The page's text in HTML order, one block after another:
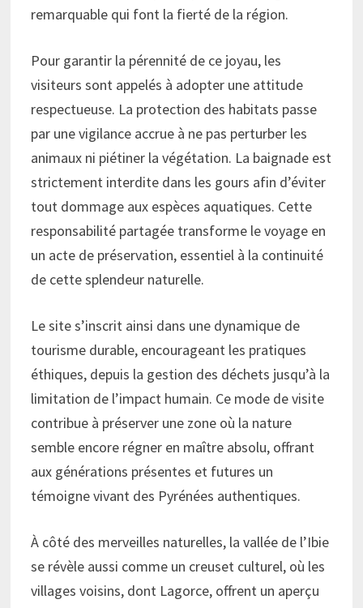
remarquable qui font la fierté de la région.
Pour garantir la pérennité de ce joyau, les
visiteurs sont appelés à adopter une attitude
respectueuse. La protection des habitats passe
par une vigilance accrue à ne pas perturber les
animaux ni piétiner la végétation. La baignade est
strictement interdite dans les gours afin d’éviter
tout dommage aux espèces aquatiques. Cette
responsabilité partagée transforme le voyage en
un acte de préservation, essentiel à la continuité
de cette splendeur naturelle.
Le site s’inscrit ainsi dans une dynamique de
tourisme durable, encourageant les pratiques
éthiques, depuis la gestion des déchets jusqu’à la
limitation de l’impact humain. Ce mode de visite
contribue à préserver une zone où la nature
semble encore régner en maître absolu, offrant
aux générations présentes et futures un
témoigne vivant des Pyrénées authentiques.
À côté des merveilles naturelles, la vallée de l’Ibie
se révèle aussi comme un creuset culturel, où les
villages voisins, dont Lagorce, offrent un aperçu